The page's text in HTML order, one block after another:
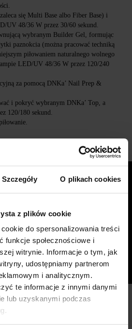
Szczegóły O plikach cookies
z plików cookie
do spersonalizowania treści
funkcje społecznościowe i
witrynie. Informacje o tym, jak
udostępniamy partnerom
i analitycznym.
te informacje z innymi danymi
lub uzyskanymi podczas
się Multi Base albo Fiber Base) i
UV 48/36 W przez 30/60 sekund.
wybranym Builder Gel, formując
paznokcia (można pracować techniką
piłowaniem naturalnego wolnego
LED/UV 48/36 W przez 120/240
za pomocą DNKa’ Nail Prep &
i pokryć wybranym DNKa’ Top, a
120/180 sekund.
COPOLYMER,